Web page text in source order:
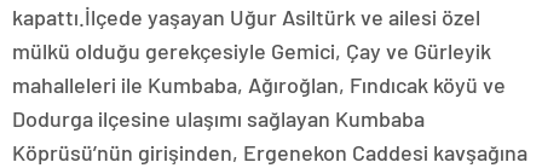
kapattı.İlçede yaşayan Uğur Asiltürk ve ailesi özel
mülkü olduğu gerekçesiyle Gemici, Çay ve Gürleyik
mahalleleri ile Kumbaba, Ağıroğlan, Fındıcak köyü ve
Dodurga ilçesine ulaşımı sağlayan Kumbaba
Köprüsü’nün girişinden, Ergenekon Caddesi kavşağına